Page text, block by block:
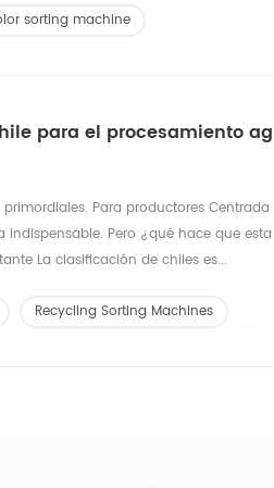
sorting machine
para el procesamiento
Para productores
Pero ¿qué hace que
La clasificación de chiles es...
Recycling Sorting Machines